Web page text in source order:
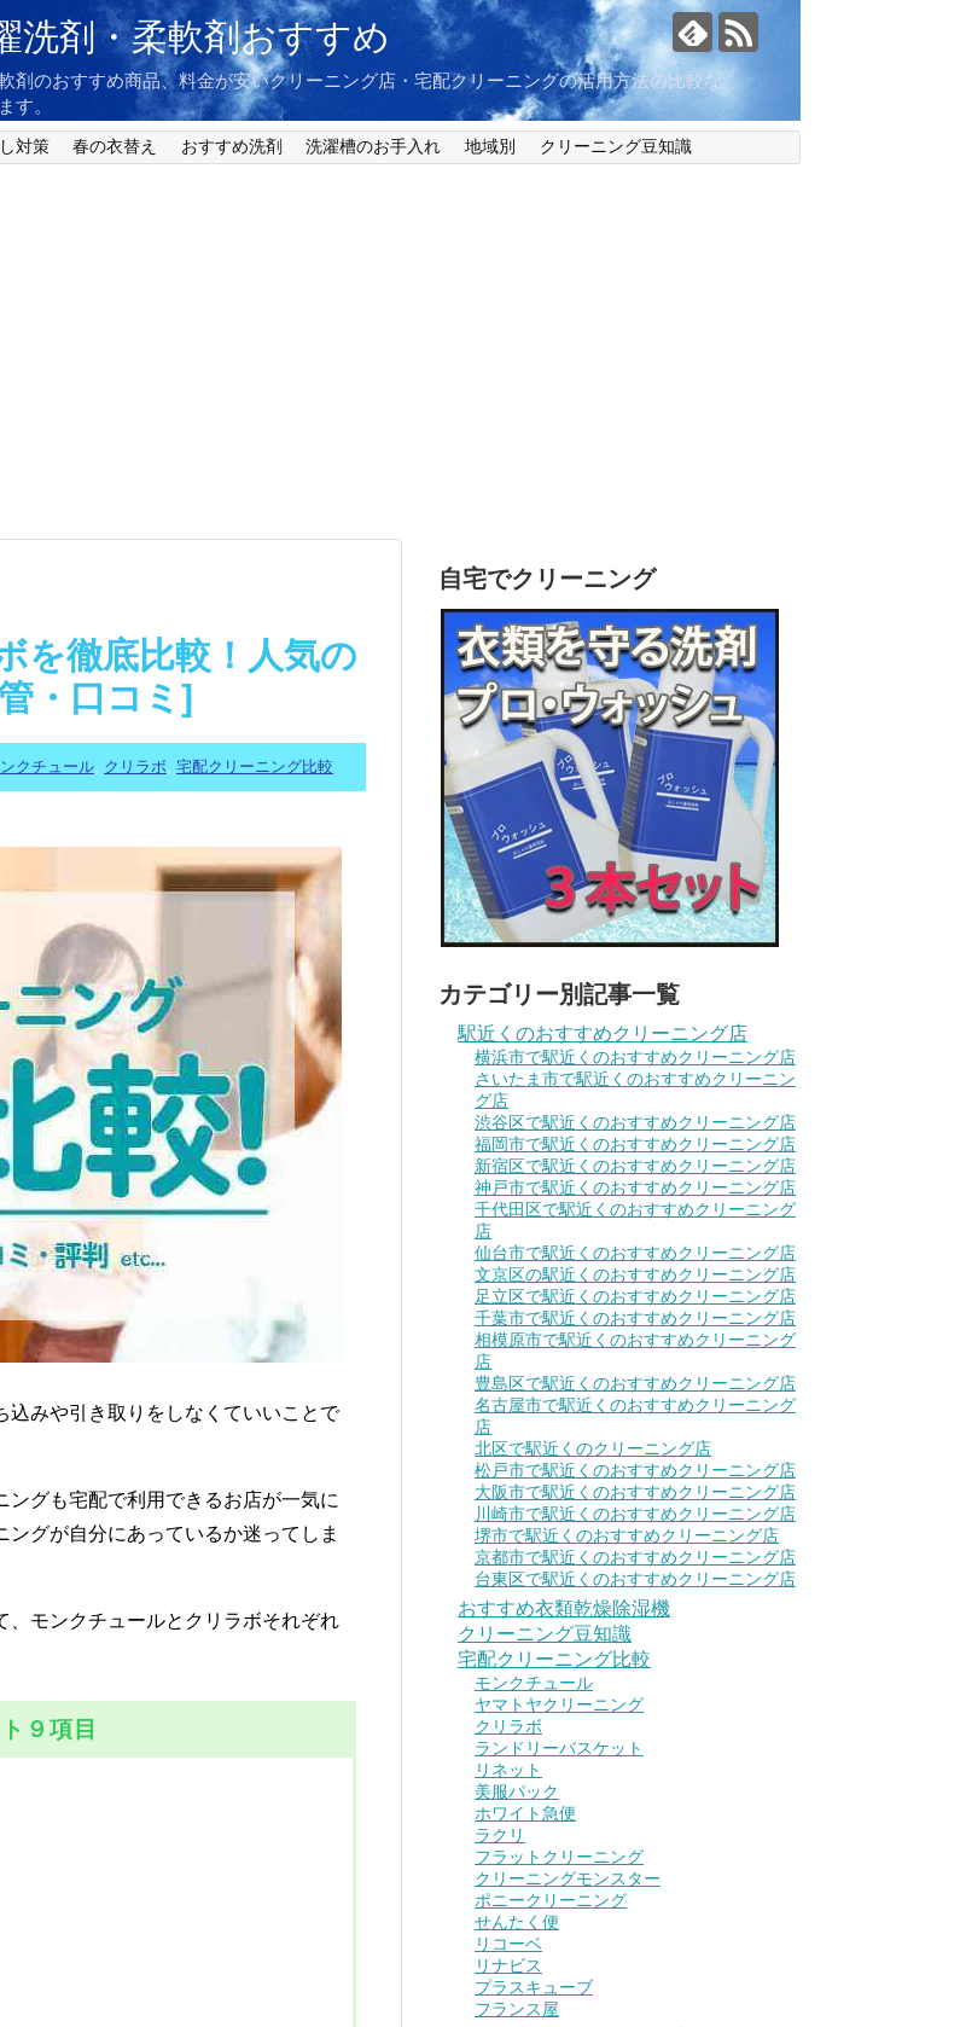
洗剤・柔軟剤おすすめ
剤のおすすめ商品、料金が安いクリーニング店・宅配クリーニングの活用方法の比較な
す。
対策 春の衣替え おすすめ洗剤 洗濯槽のお手入れ 地域別 クリーニング豆知識
を徹底比較！人気の
・口コミ]
クチュール, クリラボ,宅配クリーニング比較
込みや引き取りをしなくていいことで
グも宅配で利用できるお店が一気に
グが自分にあっているか迷ってしま
、モンクチュールとクリラボそれぞれ
９項目
自宅でクリーニング
カテゴリー別記事一覧
駅近くのおすすめクリーニング店
横浜市で駅近くのおすすめクリーニング店
さいたま市で駅近くのおすすめクリーニン
グ店
渋谷区で駅近くのおすすめクリーニング店
福岡市で駅近くのおすすめクリーニング店
新宿区で駅近くのおすすめクリーニング店
神戸市で駅近くのおすすめクリーニング店
千代田区で駅近くのおすすめクリーニング
店
仙台市で駅近くのおすすめクリーニング店
文京区の駅近くのおすすめクリーニング店
足立区で駅近くのおすすめクリーニング店
千葉市で駅近くのおすすめクリーニング店
相模原市で駅近くのおすすめクリーニング
店
豊島区で駅近くのおすすめクリーニング店
名古屋市で駅近くのおすすめクリーニング
店
北区で駅近くのクリーニング店
松戸市で駅近くのおすすめクリーニング店
大阪市で駅近くのおすすめクリーニング店
川崎市で駅近くのおすすめクリーニング店
堺市で駅近くのおすすめクリーニング店
京都市で駅近くのおすすめクリーニング店
台東区で駅近くのおすすめクリーニング店
おすすめ衣類乾燥除湿機
クリーニング豆知識
宅配クリーニング比較
モンクチュール
ヤマトヤクリーニング
クリラボ
ランドリーバスケット
リネット
美服パック
ホワイト急便
ラクリ
フラットクリーニング
クリーニングモンスター
ポニークリーニング
せんたく便
リコーベ
リナビス
プラスキューブ
フランス屋